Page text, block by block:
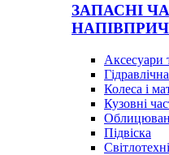
ЗАПАСНІ
Аксесуари
Колеса і
Кузовні
Підвіска